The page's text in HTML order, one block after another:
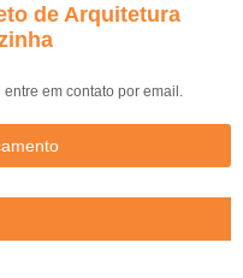
de Arquitetura
entre em contato por email.